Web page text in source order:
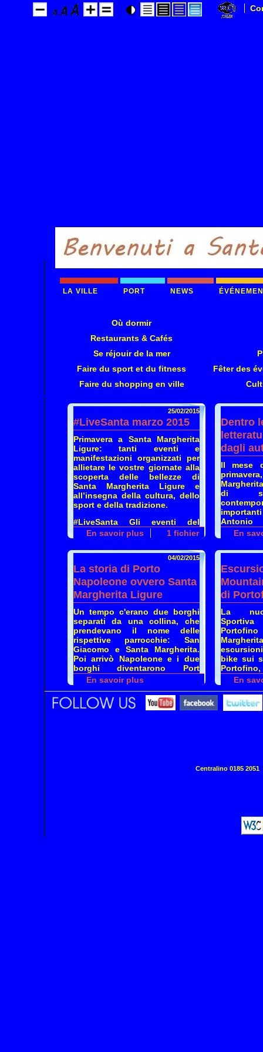
Home
LA VILLE PORT NEWS
Où dormir
Restaurants & Cafés
Se réjouir de la mer
Faire du sport et du fitness
Fêter des
Faire du shopping en ville
25/02/2015
#LiveSanta marzo 2015
Primavera a Santa Margherita
Ligure: tanti eventi e
manifestazioni organizzati per
allietare le vostre giornate alla
scoperta delle bellezze di
Santa Margherita Ligure e
all’insegna della cultura, dello
sport e della tradizione.
#LiveSanta Gli eventi del
comune di Santa Margherita
Ligure: scopri cosa Santa
Margherita
En savoir plus
1 fichier
Dentro
dagli
Il mese
di
Antonio
Murgia,
Missiroli,
En
04/02/2015
La storia di Porto
Napoleone ovvero Santa
Margherita Ligure
Un tempo c'erano due borghi
separati da una collina, che
prendevano il nome delle
rispettive parrocchie: San
Giacomo e Santa Margherita.
Poi arrivò Napoleone e i due
borghi diventarono Port
Napoléon
Francese.
En savoir plus
di
La
bike sui
Portofino,
En
Centralino 0185 2051